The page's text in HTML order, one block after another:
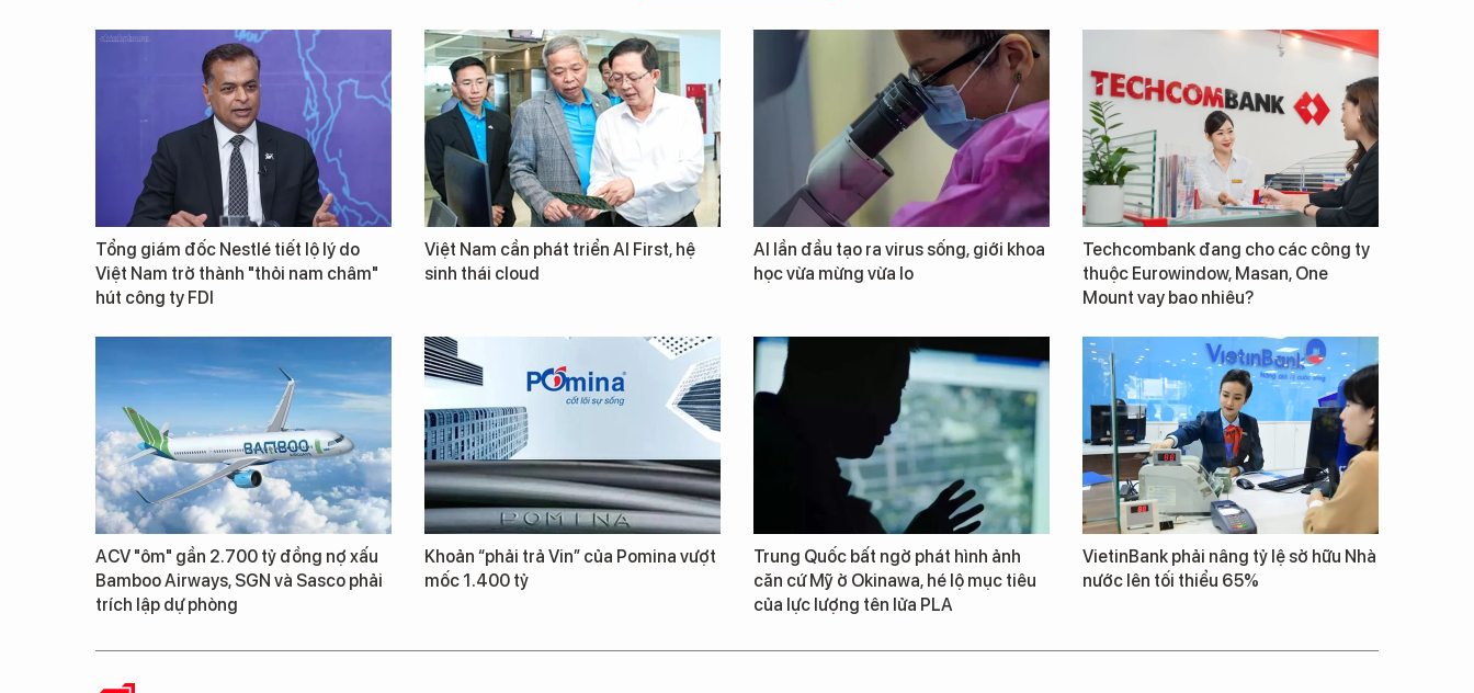
Tổng giám đốc Nestlé tiết lộ lý do
Việt Nam trở thành "thỏi nam châm"
hút công ty FDI
Việt Nam cần phát triển AI First, hệ
sinh thái cloud
AI lần đầu tạo ra virus sống, giới khoa
học vừa mừng vừa lo
Techcombank đang cho các công ty
thuộc Eurowindow, Masan, One
Mount vay bao nhiêu?
ACV "ôm" gần 2.700 tỷ đồng nợ xấu
Bamboo Airways, SGN và Sasco phải
trích lập dự phòng
Khoản “phải trả Vin” của Pomina vượt
mốc 1.400 tỷ
Trung Quốc bất ngờ phát hình ảnh
căn cứ Mỹ ở Okinawa, hé lộ mục tiêu
của lực lượng tên lửa PLA
VietinBank phải nâng tỷ lệ sở hữu Nhà
nước lên tối thiểu 65%